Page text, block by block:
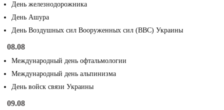
День железнодорожника
День Ашура
День Воздушных сил Вооруженных сил (ВВС) Украины
08.08
Международный день офтальмологии
Международный день альпинизма
День войск связи Украины
09.08